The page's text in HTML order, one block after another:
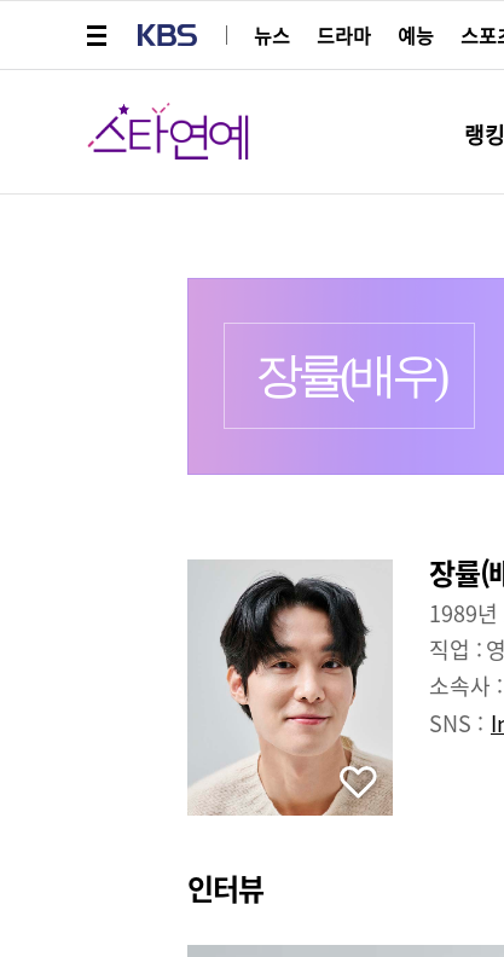
뉴스
드라마 예능 스포
스타연예
랭
장률(배우)
프로필
장률(
출생 :
1989
직업 :
소속사 :
SNS :
인터뷰